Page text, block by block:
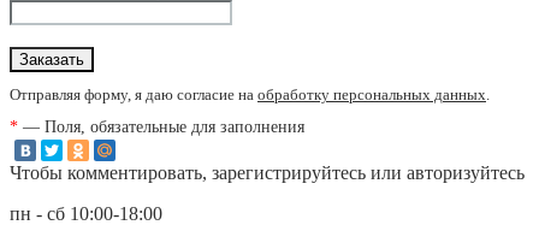
Отправляя форму, я даю согласие на обработку персональных данных.
* — Поля, обязательные для заполнения
Чтобы комментировать, зарегистрируйтесь или авторизуйтесь
пн - сб 10:00-18:00